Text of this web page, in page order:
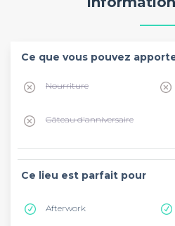
Ce que vous pouvez
Nourriture
Gâteau d'anniversaire
Ce lieu est parfait pour
Afterwork